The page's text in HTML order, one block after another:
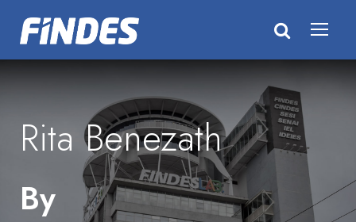
Rita Benezath
By